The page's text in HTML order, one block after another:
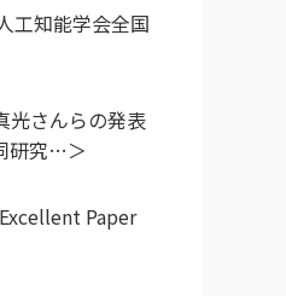
工知能学会全国
光さんらの発表
研究
Paper